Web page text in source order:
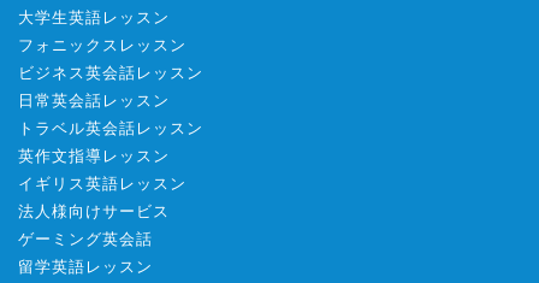
大学生英語レッスン
フォニックスレッスン
ビジネス英会話レッスン
日常英会話レッスン
トラベル英会話レッスン
英作文指導レッスン
イギリス英語レッスン
法人様向けサービス
ゲーミング英会話
留学英語レッスン